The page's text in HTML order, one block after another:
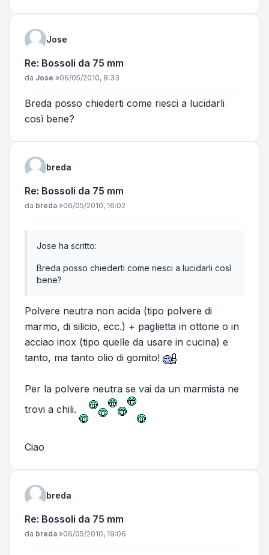
Jose
Re: Bossoli da 75 mm
Messaggio
da Jose »06/05/2010, 8:33
Breda posso chiederti come riesci a lucidarli
così bene?
breda
Re: Bossoli da 75 mm
Messaggio
da breda »06/05/2010, 16:02
Jose ha scritto:
Breda posso chiederti come riesci a lucidarli così
bene?
Polvere neutra non acida (tipo polvere di
marmo, di silicio, ecc.) + paglietta in ottone o in
acciao inox (tipo quelle da usare in cucina) e
tanto, ma tanto olio di gomito!
Per la polvere neutra se vai da un marmista ne
trovi a chili.
Ciao
breda
Re: Bossoli da 75 mm
Messaggio
da breda »06/05/2010, 19:06